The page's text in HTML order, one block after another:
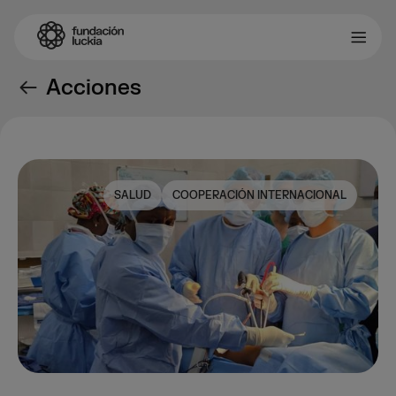
Acciones
SALUD COOPERACIÓN INTERNACIONAL